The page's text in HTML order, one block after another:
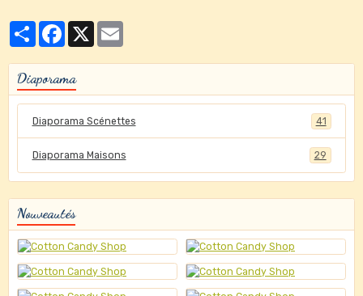
PartagerFacebook
Diaporama
Diaporama Scénettes 41
Diaporama Maisons 29
Nouveautés